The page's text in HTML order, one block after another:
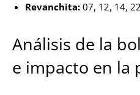
Revanchita: 07, 12, 14,
Análisis de la
e impacto en la